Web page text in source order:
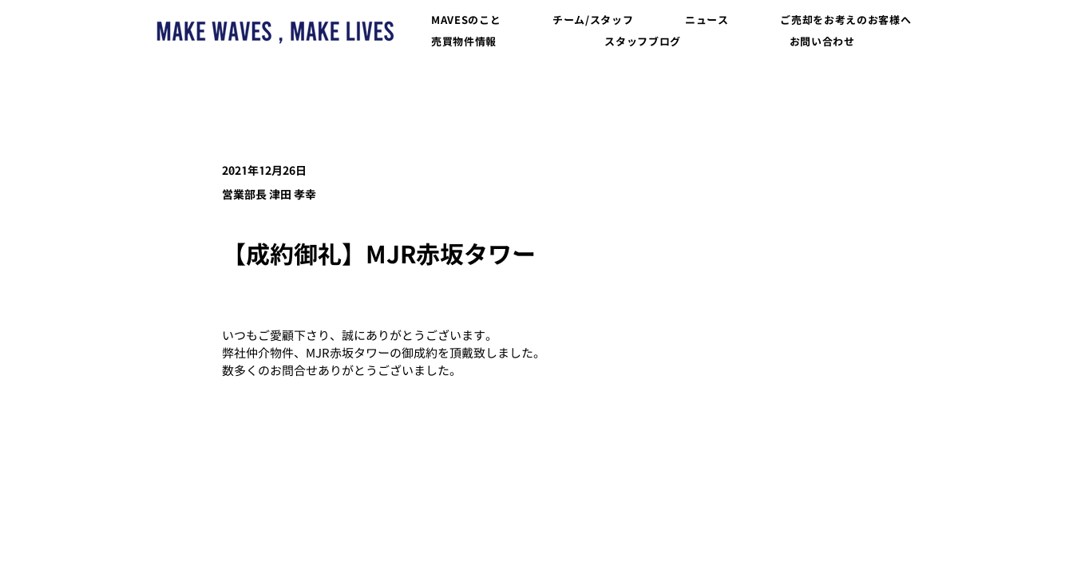
MAVESのこと チーム/スタッフ ニュース
ご売却をお考えのお客様へ
売買物件情報
スタッフブログ お問い合わせ
2021年12月26日
営業部長 津田 孝幸
【成約御礼】MJR赤坂タワー
いつもご愛顧下さり、誠にありがとうございます。
弊社仲介物件、MJR赤坂タワーの御成約を頂戴致しました。
数多くのお問合せありがとうございました。